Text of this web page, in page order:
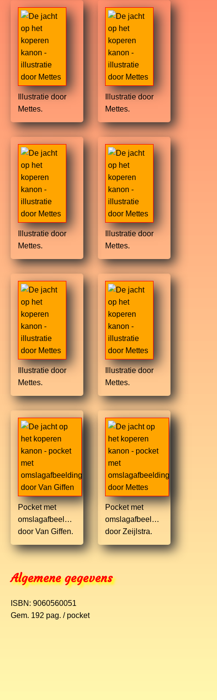
Illustratie door
Mettes.
Illustratie door
Mettes.
Illustratie door
Mettes.
Illustratie door
Mettes.
Illustratie door
Mettes.
Illustratie door
Mettes.
Pocket met
omslagafbeelding
door Van Giffen.
Pocket met
omslagafbeelding
door Zeijlstra.
Algemene gegevens
ISBN: 9060560051
Gem. 192 pag. / pocket